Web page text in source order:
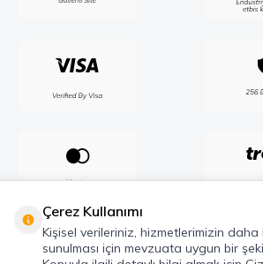
Çerez Kullanımı
Kişisel verileriniz, hizmetlerimizin daha
sunulması için mevzuata uygun bir